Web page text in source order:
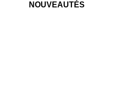
NOUVEAUTÉS